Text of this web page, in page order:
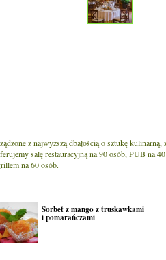
z najwyższą dbałością o sztukę kulinarną,
salę restauracyjną na 90 osób, PUB na
na 60 osób.
Sorbet z mango z truskawkami
i pomarańczami